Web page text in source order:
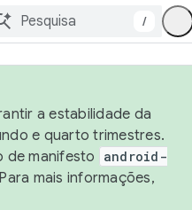
/
a estabilidade da
e quarto trimestres.
de manifesto
android-
mais informações,